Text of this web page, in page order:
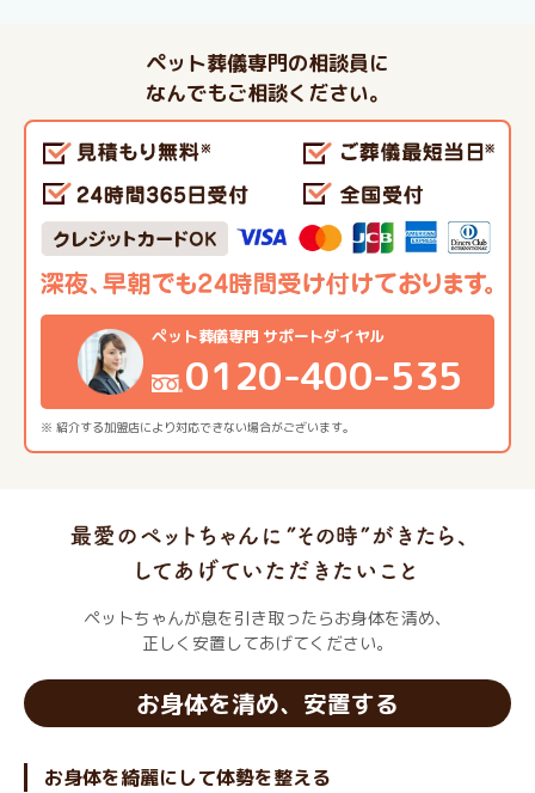
ペット葬儀専門の相談員に
なんでもご相談ください。
※ 紹介する加盟店により対応できない場合がございます。
ペット葬儀専門 サポートダイヤル
0120-400-535
ペットちゃんが息を引き取ったらお身体を清め、
正しく安置してあげてください。
お身体を清め、安置する
お身体を綺麗にして体勢を整える